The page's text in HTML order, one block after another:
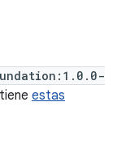
estas